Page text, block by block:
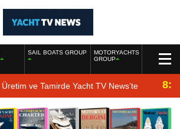
SAIL BOATS GROUP
MOTORYACHTS
GROUP
ve Tamirde Yacht TV News’te